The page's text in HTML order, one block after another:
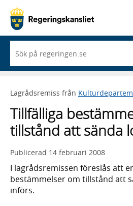
du
börjar
skriva
framträder
lista
med
sökförslag
Lagrådsremiss från
Tillfälliga
tillstånd att sända
Publicerad 14 februari 2008
I lagrådsremissen föreslås att
bestämmelser om tillstånd att
införs.